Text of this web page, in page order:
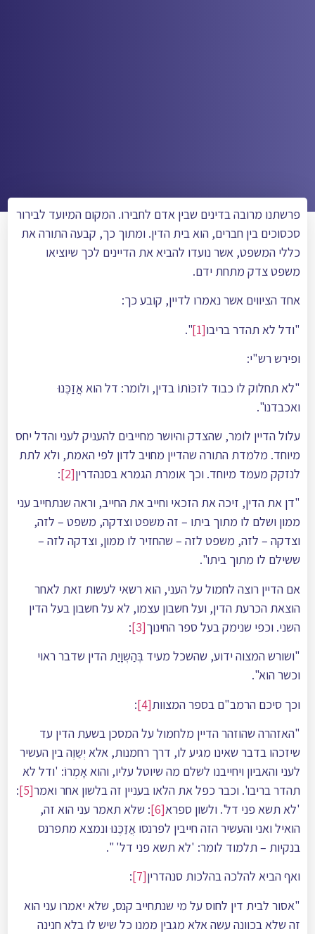
פרשתנו מרובה בדינים שבין אדם לחבירו. המקום המיועד לבירור
סכסוכים בין חברים, הוא בית הדין. ומתוך כך, קבעה התורה את
כללי המשפט, אשר נועדו להביא את הדיינים לכך שיוציאו
משפט צדק מתחת ידם.
אחד הציווים אשר נאמרו לדיין, קובע כך:
"ודל לא תהדר בריבו[1]
".
ופירש רש"י:
"לא תחלוק לו כבוד לזכּוֹתוֹ בדין, ולומר: דל הוא אֲזַכֶּנוּ
ואכבדנו".
עלול הדיין לומר, שהצדק והיושר מחייבים להעניק לעני והדל יחס
מיוחד. מלמדת התורה שהדיין מחויב לדון לפי האמת, ולא לתת
לנזקק מעמד מיוחד. וכך אומרת הגמרא בסנהדרין[2]
:
"דן את הדין, זיכה את הזכאי וחייב את החייב, וראה שנתחייב עני
ממון ושלם לו מתוך ביתו – זה משפט וצדקה, משפט – לזה,
וצדקה – לזה, משפט לזה – שהחזיר לו ממון, וצדקה לזה –
ששילם לו מתוך ביתו".
אם הדיין רוצה לחמול על העני, הוא רשאי לעשות זאת לאחר
הוצאת הכרעת הדין, ועל חשבון עצמו, לא על חשבון בעל הדין
השני. וכפי שנימק בעל ספר החינוך[3]
:
"ושורש המצוה ידוע, שהשכל מעיד בְּהַשְוָיַת הדין שדבר ראוי
וכשר הוא".
וכך סיכם הרמב"ם בספר המצוות[4]
:
"האזהרה שהוזהר הדיין מלחמול על המסכן בשעת הדין עד
שיזכהו בדבר שאינו מגיע לו, דרך רחמנות, אלא יְשַוֶה בין העשיר
לעני והאביון ויחייבנו לשלם מה שיוטל עליו, והוא אָמְרוֹ: 'ודל לא
תהדר בריבו'. וכבר כפל את הלאו בעניין זה בלשון אחר ואמר[5]
:
'לא תשא פני דל'. ולשון ספרא[6]
: שלא תאמר עני הוא זה,
הואיל ואני והעשיר הזה חייבין לפרנסו אֲזַכֶּנוּ ונמצא מתפרנס
בנקיות – תלמוד לומר: 'לא תשא פני דל' ".
ואף הביא להלכה בהלכות סנהדרין[7]
:
"אסור לבית דין לחוס על מי שנתחייב קנס, שלא יאמרו עני הוא
זה שלא בכוונה עשה אלא מגבין ממנו כל שיש לו בלא חנינה